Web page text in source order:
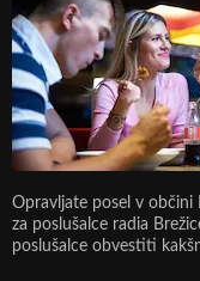
Opravljate posel v občini
za poslušalce radia
poslušalce obvestiti